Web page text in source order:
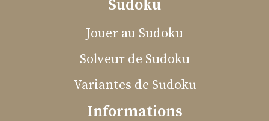
Sudoku
Jouer au Sudoku
Solveur de Sudoku
Variantes de Sudoku
Informations